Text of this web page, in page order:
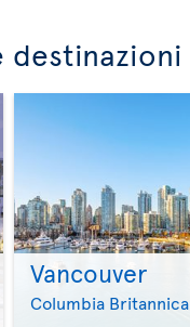
destinazioni
>
Vancouver
Columbia Britannica